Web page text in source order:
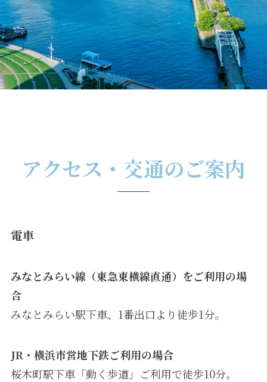
アクセス・交通のご案内
電車
みなとみらい線（東急東横線直通）をご利用の場
合
みなとみらい駅下車、1番出口より徒歩1分。
JR・横浜市営地下鉄ご利用の場合
桜木町駅下車「動く歩道」ご利用で徒歩10分。